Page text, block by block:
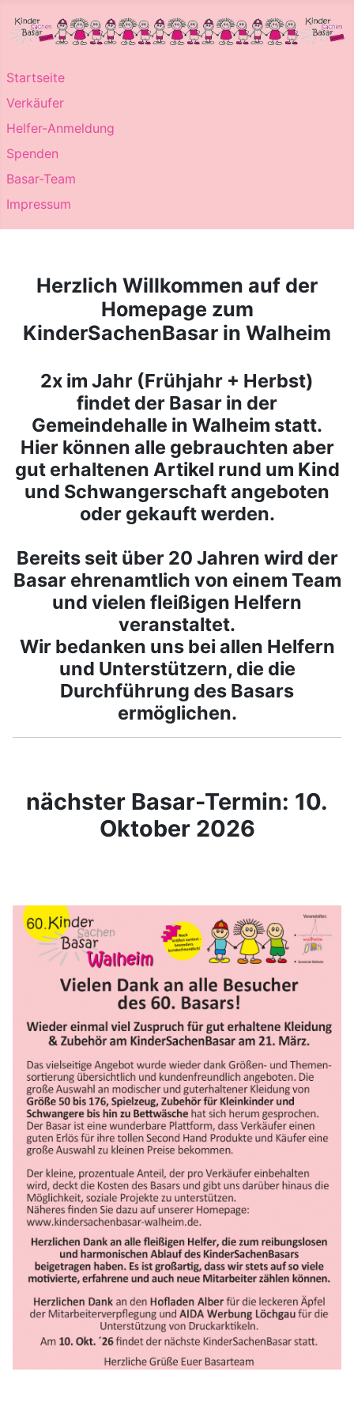
Startseite
Verkäufer
Helfer-Anmeldung
Spenden
Basar-Team
Impressum
Herzlich Willkommen auf der
Homepage zum
KinderSachenBasar in Walheim
2x im Jahr (Frühjahr + Herbst)
findet der Basar in der
Gemeindehalle in Walheim statt.
Hier können alle gebrauchten aber
gut erhaltenen Artikel rund um Kind
und Schwangerschaft angeboten
oder gekauft werden.
Bereits seit über 20 Jahren wird der
Basar ehrenamtlich von einem Team
und vielen fleißigen Helfern
veranstaltet.
Wir bedanken uns bei allen Helfern
und Unterstützern, die die
Durchführung des Basars
ermöglichen.
nächster Basar-Termin: 10.
Oktober 2026